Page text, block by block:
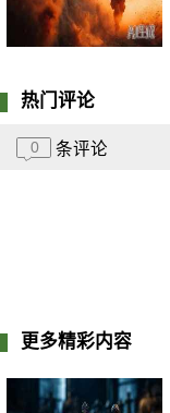
热门评论
0 条评论
更多精彩内容